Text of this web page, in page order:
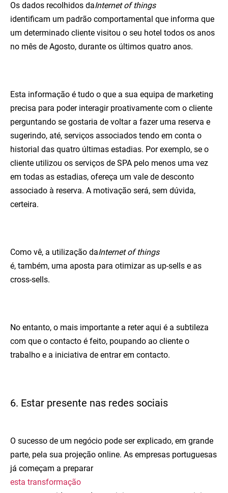
Os dados recolhidos daInternet of things
identificam um padrão comportamental que informa que
um determinado cliente visitou o seu hotel todos os anos
no mês de Agosto, durante os últimos quatro anos.
Esta informação é tudo o que a sua equipa de marketing
precisa para poder interagir proativamente com o cliente
perguntando se gostaria de voltar a fazer uma reserva e
sugerindo, até, serviços associados tendo em conta o
historial das quatro últimas estadias. Por exemplo, se o
cliente utilizou os serviços de SPA pelo menos uma vez
em todas as estadias, ofereça um vale de desconto
associado à reserva. A motivação será, sem dúvida,
certeira.
Como vê, a utilização daInternet of things
é, também, uma aposta para otimizar as up-sells e as
cross-sells.
No entanto, o mais importante a reter aqui é a subtileza
com que o contacto é feito, poupando ao cliente o
trabalho e a iniciativa de entrar em contacto.
6. Estar presente nas redes sociais
O sucesso de um negócio pode ser explicado, em grande
parte, pela sua projeção online. As empresas portuguesas
já começam a preparar
esta transformação